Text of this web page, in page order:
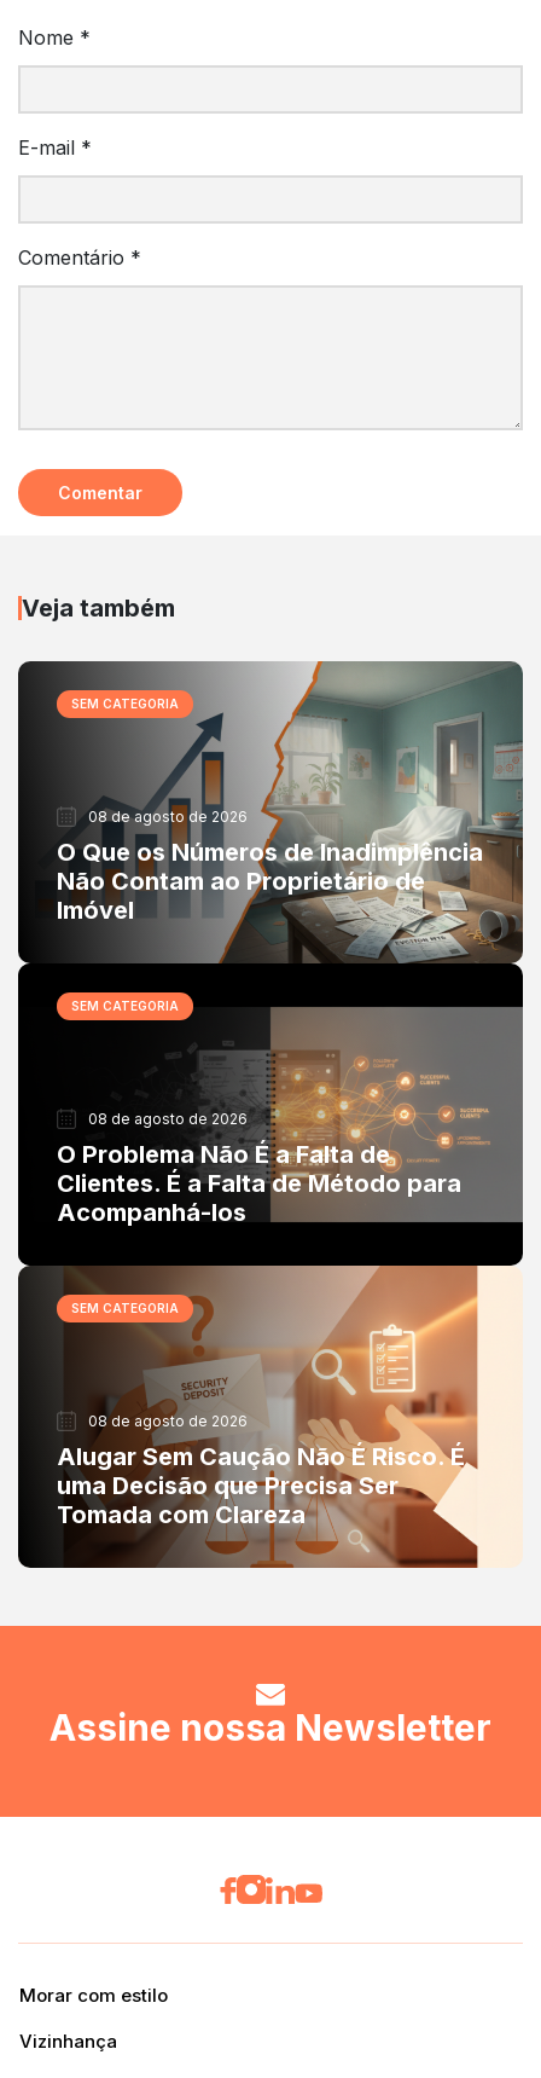
Comentário *
Nome *
E-mail *
Veja também
SEM CATEGORIA
08 de agosto de 2026
O Que os Números de Inadimplência
Não Contam ao Proprietário de
Imóvel
SEM CATEGORIA
08 de agosto de 2026
O Problema Não É a Falta de
Clientes. É a Falta de Método para
Acompanhá-los
SEM CATEGORIA
08 de agosto de 2026
Alugar Sem Caução Não É Risco. É
uma Decisão que Precisa Ser
Tomada com Clareza
Assine nossa Newsletter
Morar com estilo
Vizinhança